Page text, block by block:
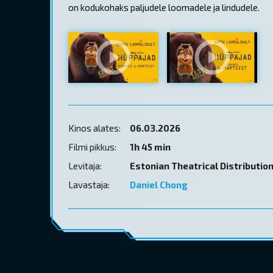
on kodukohaks paljudele loomadele ja lindudele.
Kinos alates:
06.03.2026
Filmi pikkus:
1h 45 min
Levitaja:
Estonian Theatrical Distribution
Lavastaja:
Daniel Chong